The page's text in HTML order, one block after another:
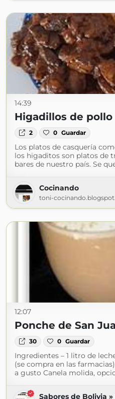
14:39
Higadillos de pollo
2 0 Guardar
Los platos de casquería
los higaditos son platos de
bares de nuestro país. Se
Cocinando
toni-
12:07
Ponche de San
30 0 Guardar
Ingredientes – 1 litro de
(se compra en las
a gusto Canela molida,
Sabores de Bolivia »